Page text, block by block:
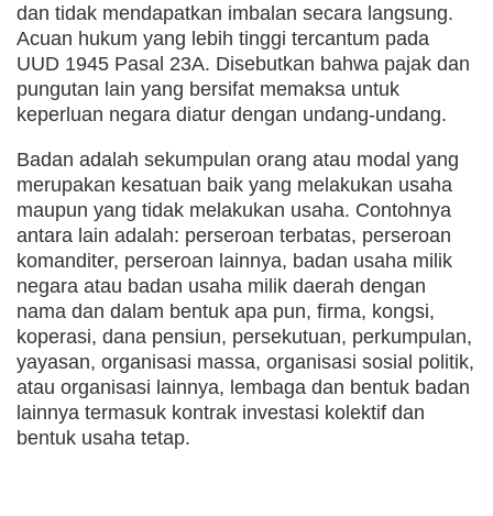
dan tidak mendapatkan imbalan secara langsung.
Acuan hukum yang lebih tinggi tercantum pada
UUD 1945 Pasal 23A. Disebutkan bahwa pajak dan
pungutan lain yang bersifat memaksa untuk
keperluan negara diatur dengan undang-undang.
Badan adalah sekumpulan orang atau modal yang
merupakan kesatuan baik yang melakukan usaha
maupun yang tidak melakukan usaha. Contohnya
antara lain adalah: perseroan terbatas, perseroan
komanditer, perseroan lainnya, badan usaha milik
negara atau badan usaha milik daerah dengan
nama dan dalam bentuk apa pun, firma, kongsi,
koperasi, dana pensiun, persekutuan, perkumpulan,
yayasan, organisasi massa, organisasi sosial politik,
atau organisasi lainnya, lembaga dan bentuk badan
lainnya termasuk kontrak investasi kolektif dan
bentuk usaha tetap.